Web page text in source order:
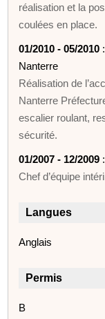
réalisation et la
coulées en place.
01/2010 - 05/2010
Nanterre
Réalisation de
Nanterre
escalier roulant,
sécurité.
01/2007 - 12/2009
Chef d’équipe
Langues
Anglais
Permis
B